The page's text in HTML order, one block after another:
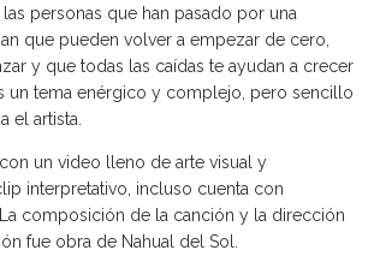
personas que han pasado por una
que pueden volver a empezar de cero,
y que todas las caídas te ayudan a crecer
un tema enérgico y complejo, pero sencillo
el artista.
un video lleno de arte visual y
interpretativo, incluso cuenta con
composición de la canción y la dirección
fue obra de Nahual del Sol.